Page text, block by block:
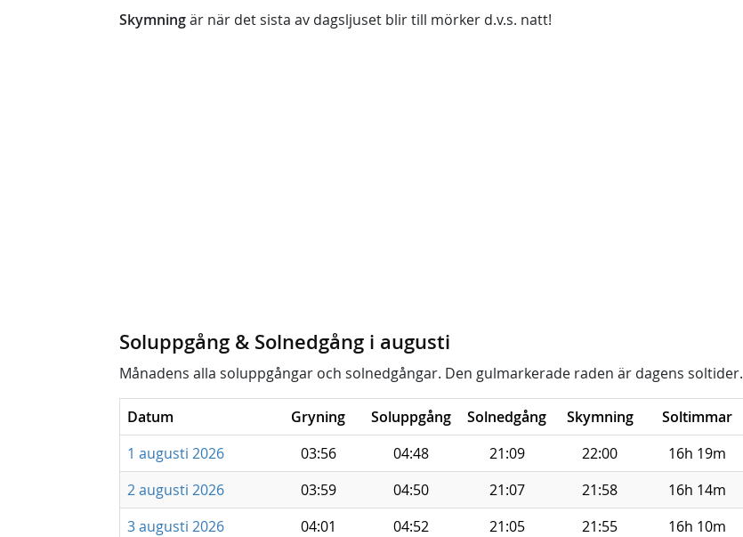
Skymningär när det sista av dagsljuset blir till mörker d.v.s. natt!
Soluppgång & Solnedgång i augusti
Månadens alla soluppgångar och solnedgångar. Den gulmarkerade raden är dagens soltider.
Datum Gryning Soluppgång Solnedgång Skymning
Soltimmar
1 augusti 2026
03:56 04:48 21:09 22:00
16h 19m
2 augusti 2026
03:59 04:50 21:07 21:58
16h 14m
3 augusti 2026
04:01 04:52 21:05 21:55
16h 10m